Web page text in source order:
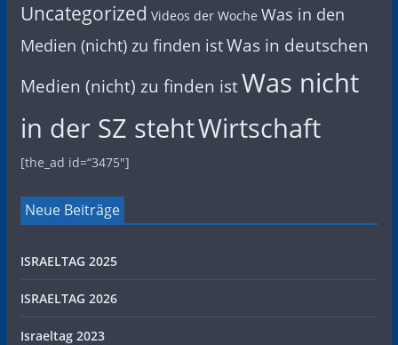
Uncategorized Videos der Woche Was in den
Medien (nicht) zu finden istWas in deutschen
Medien (nicht) zu finden istWas nicht
in der SZ stehtWirtschaft
[the_ad id=“3475″]
Neue Beiträge
ISRAELTAG 2025
ISRAELTAG 2026
Israeltag 2023